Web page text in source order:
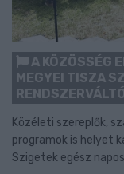
A KÖZÖSSÉG
MEGYEI TISZA
Közéleti szereplők,
programok is helyet
Szigetek egész